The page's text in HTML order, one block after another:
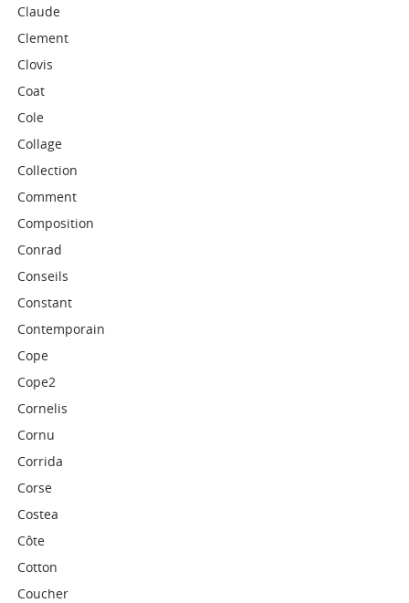
Claude
Clement
Clovis
Coat
Cole
Collage
Collection
Comment
Composition
Conrad
Conseils
Constant
Contemporain
Cope
Cope2
Cornelis
Cornu
Corrida
Corse
Costea
Côte
Cotton
Coucher